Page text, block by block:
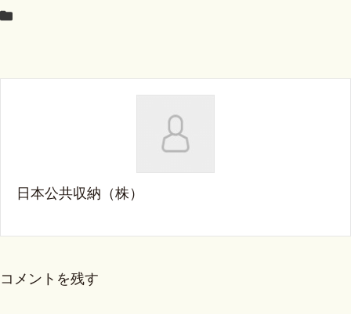
日本公共収納（株）
コメントを残す